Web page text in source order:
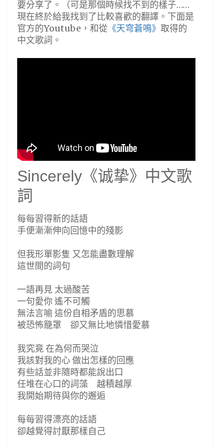
要分享了。（可是那個時候找不到的樣子……
現在終於給我找到了比較喜歡的翻譯。下面是
官方的Youtube，和從 《天穹蒼鳴》 取得的
中文歌詞。
Sincerely《诚挚》中文歌
詞
每每習得新的話語
手便漸漸伸向回憶中的殘影
但我形單影隻 又怎能盡數理解
這世間的詞句
一語再見 太過酸苦
一句愛你 遙不可觸
無法言喻 這份自相矛盾的思慕
被恐怖籠罩 卻又無比地憐惜愛慕
我究竟 在為何而哭泣
我該對我的心 做出怎樣的回應
有些話並非隨時都能說出口
任堆在心口的詞藻 越積越厚
我開始期待與你的邂逅
每每習得漂亮的話語
卻越覺得討厭那樣自己